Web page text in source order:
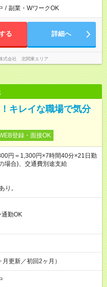
/ 副業・WワークOK
る 詳細へ
式会社 北関東エリア
キレイな職場で気分
登録・面接OK
円＝1,300円×7時間40分×21日勤
場合)、交通費別途支給
り。
通勤OK
更新／初回2ヶ月）